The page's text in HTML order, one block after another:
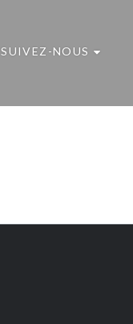
SUIVEZ-NOUS